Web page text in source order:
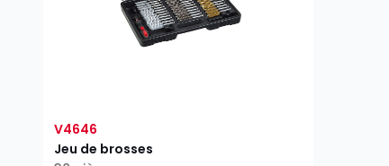
V4646
Jeu de brosses